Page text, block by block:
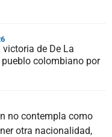
de De La
colombiano por
no contempla como
otra nacionalidad,